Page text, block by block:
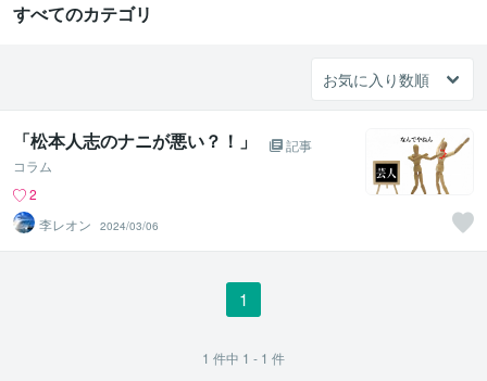
すべてのカテゴリ
「松本人志のナニが悪い？！」
記事
コラム
2
李レオン
2024/03/06
1
1 件中 1 - 1 件